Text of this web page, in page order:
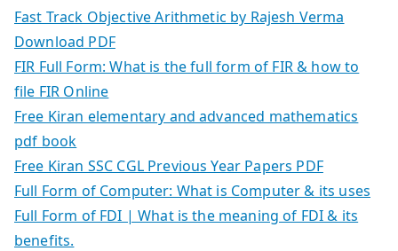
Fast Track Objective Arithmetic by Rajesh Verma
Download PDF
FIR Full Form: What is the full form of FIR & how to
file FIR Online
Free Kiran elementary and advanced mathematics
pdf book
Free Kiran SSC CGL Previous Year Papers PDF
Full Form of Computer: What is Computer & its uses
Full Form of FDI | What is the meaning of FDI & its
benefits.